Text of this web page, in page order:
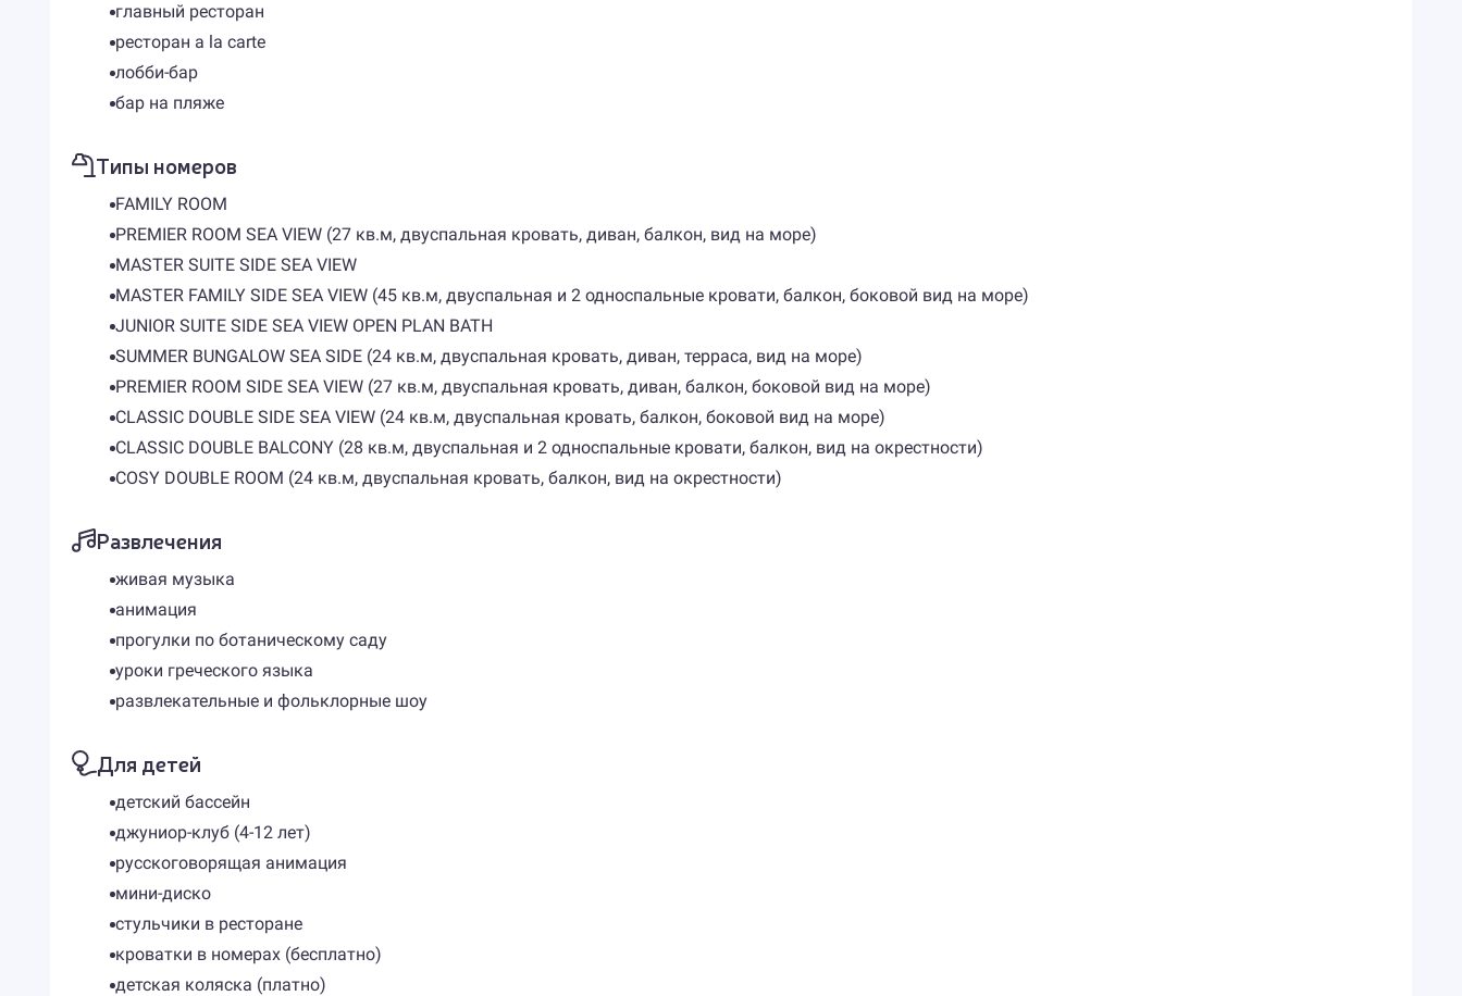
главный ресторан
ресторан a la carte
лобби-бар
бар на пляже
Типы номеров
FAMILY ROOM
PREMIER ROOM SEA VIEW (27 кв.м, двуспальная кровать, диван, балкон, вид на море)
MASTER SUITE SIDE SEA VIEW
MASTER FAMILY SIDE SEA VIEW (45 кв.м, двуспальная и 2 односпальные кровати, балкон, боковой вид на море)
JUNIOR SUITE SIDE SEA VIEW OPEN PLAN BATH
SUMMER BUNGALOW SEA SIDE (24 кв.м, двуспальная кровать, диван, терраса, вид на море)
PREMIER ROOM SIDE SEA VIEW (27 кв.м, двуспальная кровать, диван, балкон, боковой вид на море)
CLASSIC DOUBLE SIDE SEA VIEW (24 кв.м, двуспальная кровать, балкон, боковой вид на море)
CLASSIC DOUBLE BALCONY (28 кв.м, двуспальная и 2 односпальные кровати, балкон, вид на окрестности)
COSY DOUBLE ROOM (24 кв.м, двуспальная кровать, балкон, вид на окрестности)
Развлечения
живая музыка
анимация
прогулки по ботаническому саду
уроки греческого языка
развлекательные и фольклорные шоу
Для детей
детский бассейн
джуниор-клуб (4-12 лет)
русскоговорящая анимация
мини-диско
стульчики в ресторане
кроватки в номерах (бесплатно)
детская коляска (платно)